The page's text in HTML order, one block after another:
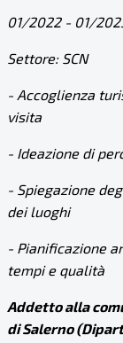
01/2022 - 01/
Settore: SCN
- Accoglienza
visita
- Ideazione di
- Spiegazione
dei luoghi
- Pianificazione
tempi e qualità
Addetto alla
di Salerno